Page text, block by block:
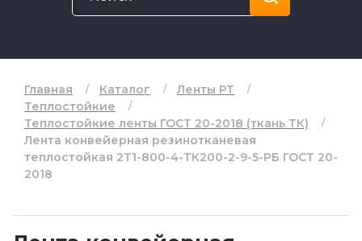
Главная Каталог
Ленты РТ
Теплостойкие
Теплостойкие ленты ГОСТ 20-2018 (ткань ТК)
Лента конвейерная резинотканевая
теплостойкая 2Т1-800-4-ТК200-2-9-5-РБ ГОСТ 20-
2018